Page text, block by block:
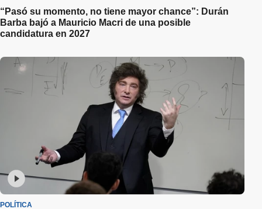
“Pasó su momento, no tiene mayor chance”: Durán
Barba bajó a Mauricio Macri de una posible
candidatura en 2027
POLÍTICA